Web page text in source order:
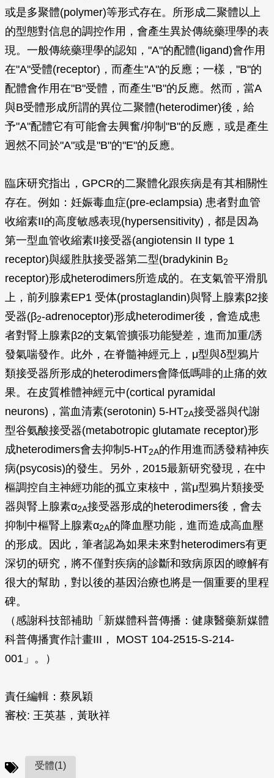
或是多聚體(polymer)等形式存在。所形成二聚體以上
的型態對信息的調控作用，會產生異於傳統藥理學的表
現。一般傳統藥理學的認知，"A"的配體(ligand)會作用
在"A"受體(receptor)，而產生"A"的反應；一樣，"B"的
配體會作用在"B"受體，而產生"B"的反應。然而，當A
與B受體形成所謂的異位二聚體(heterodimer)後，給
予"A"配體它有可能會去興奮/抑制"B"的反應，或是產生
迥然不同於"A"或是"B"的"E"的反應。
臨床研究指出，GPCR的二聚體化跟疾病是有其相關性
存在。例如：妊娠毒血症(pre-eclampsia) 患者對血管
收縮素II的高度敏感表現(hypersensitivity)，都是因為
第一型血管收縮素II接受器(angiotensin II type 1
receptor)與緩胜肽接受器第二型(bradykinin B2
receptor)形成heterodimers所造成的。在支氣管平滑肌
上，前列腺素EP1 受体(prostaglandin)與腎上腺素β2接
受器(β2-adrenoceptor)形成heterodimer後，會造成患
者對腎上腺素β2的支氣管擴張功能變差，進而加重/誘
發氣喘發作。此外，在脊髓神經元上，μ型與δ型鴉片
類接受器所形成的heterodimers會降低嗎啡的止痛的效
果。在皮質椎體神經元中(cortical pyramidal
neurons)，當血清素(serotonin) 5-HT2A接受器與代謝
型谷氨酸接受器(metabotropic glutamate receptor)形
成heterodimers會去抑制5-HT2A的作用進而誘發精神疾
病(psycosis)的發生。另外，2015最新研究發現，在中
樞調控自主神經功能的孤立束核中，當μ型鴉片類接受
器與腎上腺素α2A接受器形成的heterodimers後，會去
抑制中樞腎上腺素α2A的降血壓功能，進而造成高血壓
的形成。因此，筆者認為如果未來對heterodimers有更
深切的研究，將不僅對疾病的診斷和致病原因的瞭解有
很大的幫助，對以後的基因治療也將是一個重要的里程
碑。
（感謝科技部補助「新媒體科普傳播：健康醫藥新媒體
科普傳播實作計畫III， MOST 104-2515-S-214-
001」。）
責任編輯：蔡夙穎
審校: 王英基，黃耿祥
受體(1)